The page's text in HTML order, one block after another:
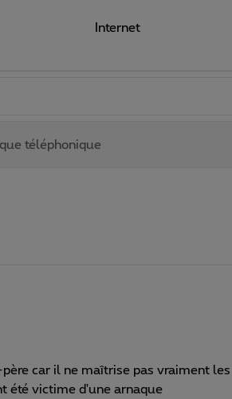
Internet
téléphonique
car il ne maîtrise pas vraiment les
été victime d'une arnaque